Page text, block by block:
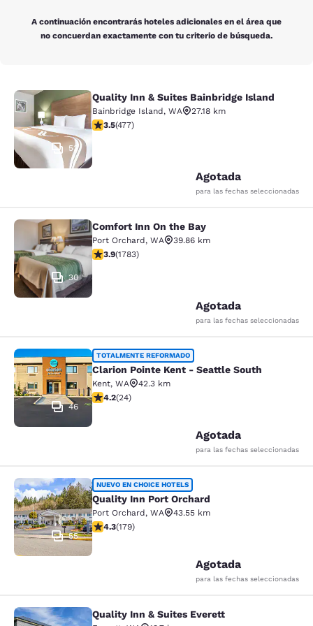
A continuación encontrarás hoteles adicionales en el área que
no concuerdan exactamente con tu criterio de búsqueda.
Quality Inn & Suites Bainbridge
53
Quality Inn & Suites Bainbridge Island
Bainbridge Island, WA
27.18 km
Calificación de 3.54 estrellas. Bueno. 477 reseñas
3.5(477)
Agotada
para las fechas seleccionadas
Comfort Inn On the Bay
30
Comfort Inn On the Bay
Port Orchard, WA
39.86 km
Calificación de 3.94 estrellas. Bueno. 1783 reseñas
3.9(1783)
Agotada
para las fechas seleccionadas
Clarion Pointe Kent - Seattle South
46
TOTALMENTE REFORMADO
Clarion Pointe Kent - Seattle South
Kent, WA
42.3 km
Calificación de 4.21 estrellas. Excelente. 24 reseñas
4.2(24)
Agotada
para las fechas seleccionadas
Quality Inn Port Orchard
55
NUEVO EN CHOICE HOTELS
Quality Inn Port Orchard
Port Orchard, WA
43.55 km
Calificación de 4.27 estrellas. Excelente. 179 reseñas
4.3(179)
Agotada
para las fechas seleccionadas
Quality Inn & Suites Everett
Quality Inn & Suites Everett